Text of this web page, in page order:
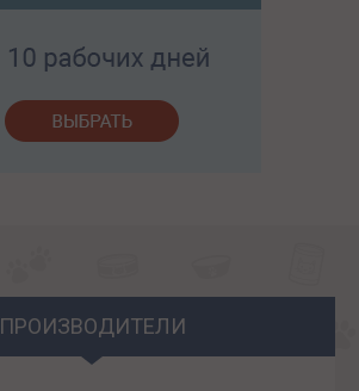
ПРОИЗВОДИТЕЛИ